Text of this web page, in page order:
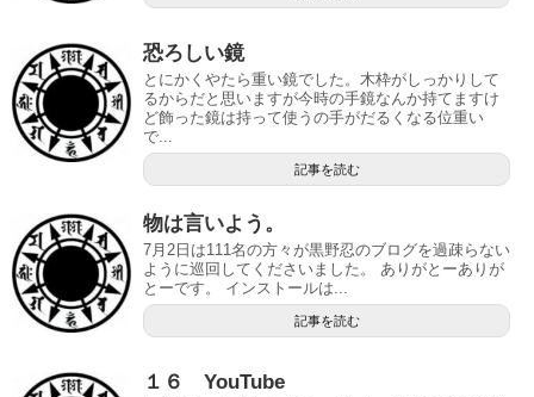
恐ろしい鏡
とにかくやたら重い鏡でした。木枠がしっかりして
るからだと思いますが今時の手鏡なんか持てますけ
ど飾った鏡は持って使うの手がだるくなる位重い
で...
記事を読む
物は言いよう。
7月2日は111名の方々が黒野忍のブログを過疎らない
ように巡回してくださいました。 ありがとーありが
とーです。 インストールは...
記事を読む
１６ YouTube